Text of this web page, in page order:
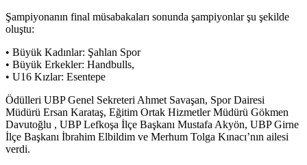
Şampiyonanın final müsabakaları sonunda şampiyonlar şu şekilde
oluştu:
• Büyük Kadınlar: Şahlan Spor
• Büyük Erkekler: Handbulls,
• U16 Kızlar: Esentepe
Ödülleri UBP Genel Sekreteri Ahmet Savaşan, Spor Dairesi
Müdürü Ersan Karataş, Eğitim Ortak Hizmetler Müdürü Gökmen
Davutoğlu , UBP Lefkoşa İlçe Başkanı Mustafa Akyön, UBP Girne
İlçe Başkanı İbrahim Elbildim ve Merhum Tolga Kınacı’nın ailesi
verdi.